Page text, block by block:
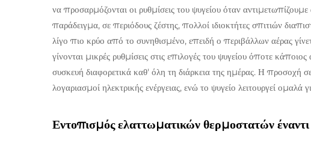
να προσαρμόζονται οι ρυθμίσεις του ψυγείου όταν
παράδειγμα, σε περιόδους ζέστης, πολλοί ιδιοκτήτες σπιτιών
λίγο πιο κρύο από το συνηθισμένο, επειδή ο περιβάλλων αέρας
γίνονται μικρές ρυθμίσεις στις επιλογές του ψυγείου όποτε
συσκευή διαφορετικά καθ' όλη τη διάρκεια της ημέρας. Η προσοχή
λογαριασμοί ηλεκτρικής ενέργειας, ενώ το ψυγείο λειτουργεί ομαλά
Εντοπισμός ελαττωματικών θερμοστατών